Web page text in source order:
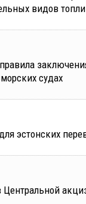
видов
судах
эстонских